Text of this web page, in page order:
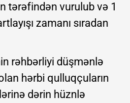
tərəfindən vurulub və 1
zamanı sıradan
rəhbərliyi düşmənlə
hərbi qulluqçuların
dərin hüznlə